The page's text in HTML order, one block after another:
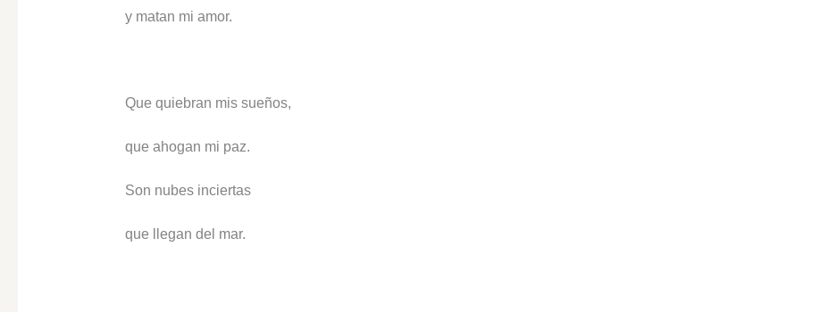
y matan mi amor.
Que quiebran mis sueños,
que ahogan mi paz.
Son nubes inciertas
que llegan del mar.